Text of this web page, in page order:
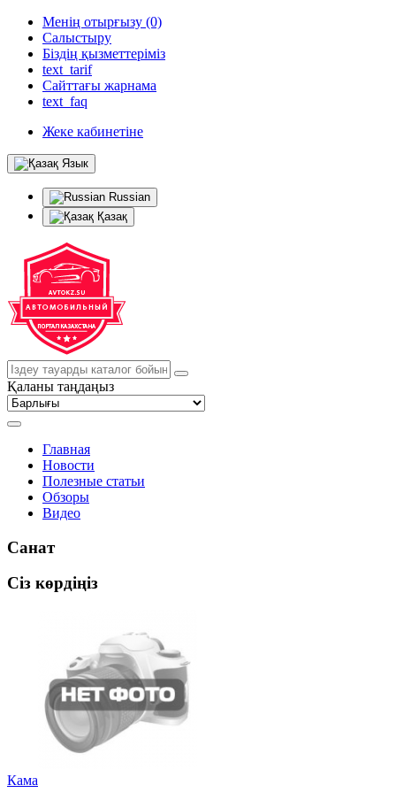
Менің отырғызу (0)
Салыстыру
Біздің қызметтеріміз
text_tarif
Сайттағы жарнама
text_faq
Жеке кабинетіне
Язык
Russian
Қазақ
Қаланы таңдаңыз
Главная
Новости
Полезные статьи
Обзоры
Видео
Санат
Сіз көрдіңіз
Кама